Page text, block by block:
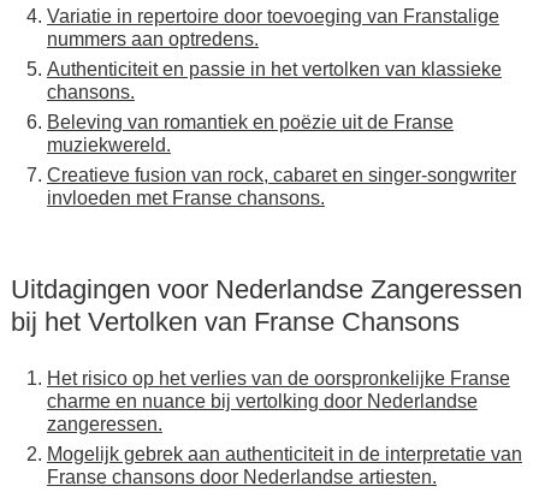
Variatie in repertoire door toevoeging van Franstalige
nummers aan optredens.
Authenticiteit en passie in het vertolken van klassieke
chansons.
Beleving van romantiek en poëzie uit de Franse
muziekwereld.
Creatieve fusion van rock, cabaret en singer-songwriter
invloeden met Franse chansons.
Uitdagingen voor Nederlandse Zangeressen
bij het Vertolken van Franse Chansons
Het risico op het verlies van de oorspronkelijke Franse
charme en nuance bij vertolking door Nederlandse
zangeressen.
Mogelijk gebrek aan authenticiteit in de interpretatie van
Franse chansons door Nederlandse artiesten.